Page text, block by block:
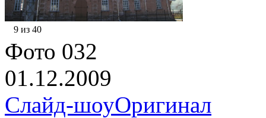
9 из 40
Фото 032
01.12.2009
Слайд-шоуОригинал